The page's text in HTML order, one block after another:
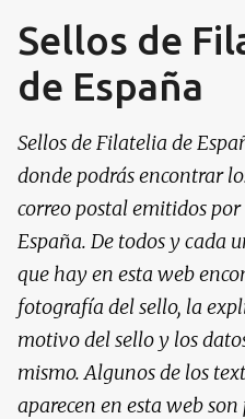
Ir al
Sellos de
de España
Sellos de Filatelia de
donde podrás encontrar
correo postal emitidos por
España. De todos y cada
que hay en esta web
fotografía del sello, la
motivo del sello y los
mismo. Algunos de los
aparecen en esta web